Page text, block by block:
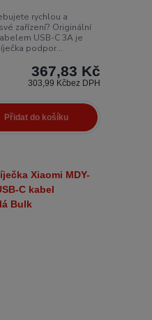
rychlou a
zařízení? Originální
USB-C 3A je
podpor...
367,83 Kč
303,99 Kčbez DPH
Přidat do košíku